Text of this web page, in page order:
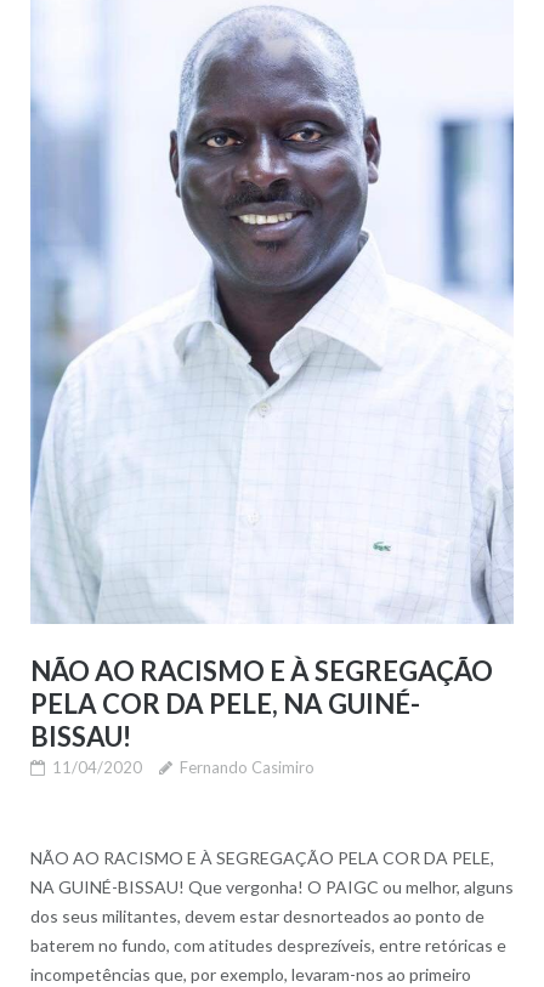
NÃO AO RACISMO E À SEGREGAÇÃO
PELA COR DA PELE, NA GUINÉ-
BISSAU!
11/04/2020 Fernando Casimiro
NÃO AO RACISMO E À SEGREGAÇÃO PELA COR DA PELE,
NA GUINÉ-BISSAU! Que vergonha! O PAIGC ou melhor, alguns
dos seus militantes, devem estar desnorteados ao ponto de
baterem no fundo, com atitudes desprezíveis, entre retóricas e
incompetências que, por exemplo, levaram-nos ao primeiro